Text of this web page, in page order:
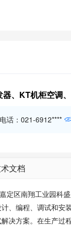
、KT机柜空调
话：021-6912****
文档
定区南翔工业园科
、编程、调试和
决方案。在生产